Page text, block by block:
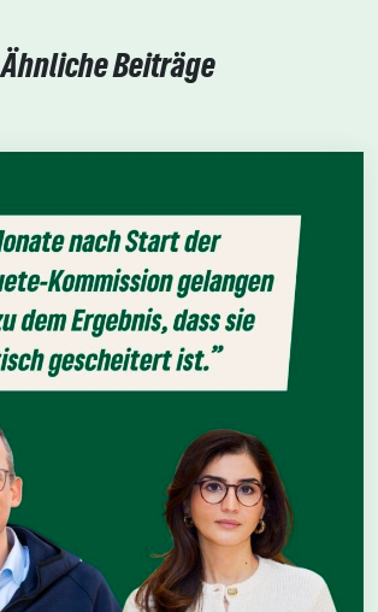
Ähnliche Beiträge